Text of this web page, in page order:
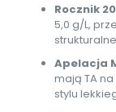
Rocznik
5,0 g/L,
Apelacja
mają TA
stylu